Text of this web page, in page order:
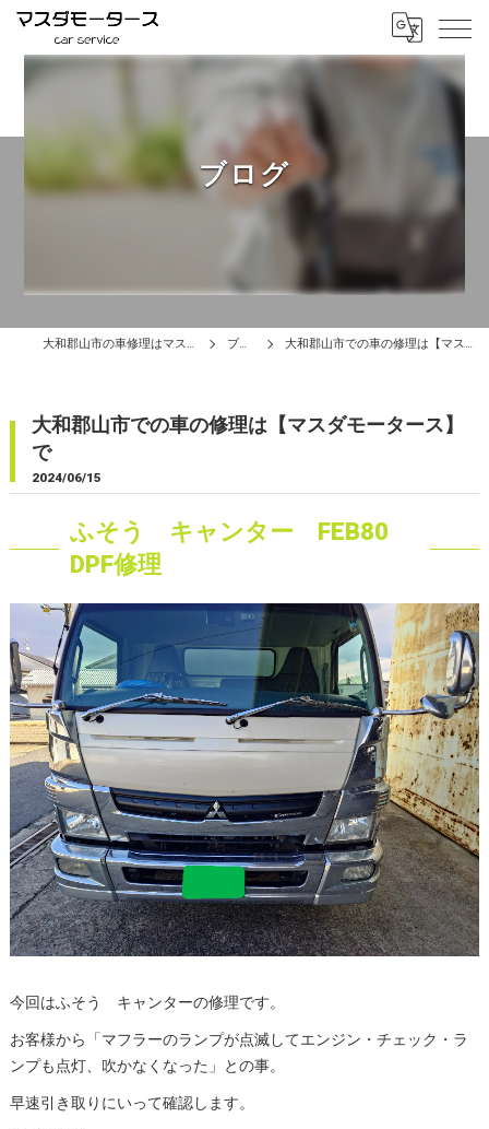
ブログ
大和郡山市の車修理はマスダモータース ブログ 大和郡山市での車の修理は【マスダモータース】で
大和郡山市での車の修理は【マスダモータース】
で
2024/06/15
ふそう キャンター FEB80
DPF修理
今回はふそう キャンターの修理です。
お客様から「マフラーのランプが点滅してエンジン・チェック・ラ
ンプも点灯、吹かなくなった」との事。
早速引き取りにいって確認します。